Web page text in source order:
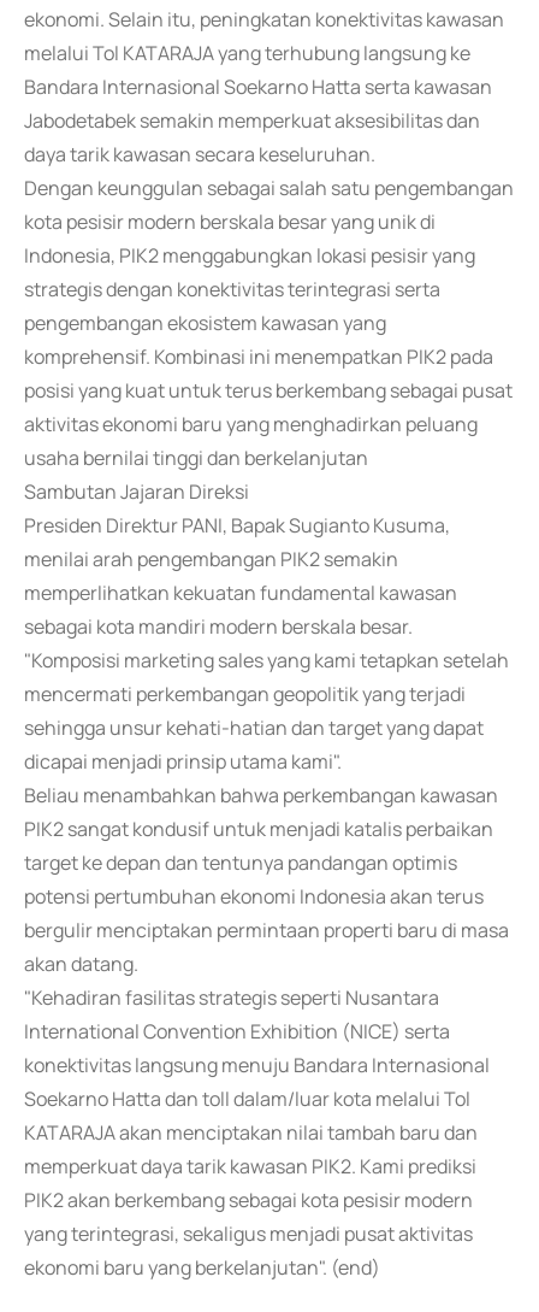
ekonomi. Selain itu, peningkatan konektivitas kawasan
melalui Tol KATARAJA yang terhubung langsung ke
Bandara Internasional Soekarno Hatta serta kawasan
Jabodetabek semakin memperkuat aksesibilitas dan
daya tarik kawasan secara keseluruhan.
Dengan keunggulan sebagai salah satu pengembangan
kota pesisir modern berskala besar yang unik di
Indonesia, PIK2 menggabungkan lokasi pesisir yang
strategis dengan konektivitas terintegrasi serta
pengembangan ekosistem kawasan yang
komprehensif. Kombinasi ini menempatkan PIK2 pada
posisi yang kuat untuk terus berkembang sebagai pusat
aktivitas ekonomi baru yang menghadirkan peluang
usaha bernilai tinggi dan berkelanjutan
Sambutan Jajaran Direksi
Presiden Direktur PANI, Bapak Sugianto Kusuma,
menilai arah pengembangan PIK2 semakin
memperlihatkan kekuatan fundamental kawasan
sebagai kota mandiri modern berskala besar.
"Komposisi marketing sales yang kami tetapkan setelah
mencermati perkembangan geopolitik yang terjadi
sehingga unsur kehati-hatian dan target yang dapat
dicapai menjadi prinsip utama kami".
Beliau menambahkan bahwa perkembangan kawasan
PIK2 sangat kondusif untuk menjadi katalis perbaikan
target ke depan dan tentunya pandangan optimis
potensi pertumbuhan ekonomi Indonesia akan terus
bergulir menciptakan permintaan properti baru di masa
akan datang.
"Kehadiran fasilitas strategis seperti Nusantara
International Convention Exhibition (NICE) serta
konektivitas langsung menuju Bandara Internasional
Soekarno Hatta dan toll dalam/luar kota melalui Tol
KATARAJA akan menciptakan nilai tambah baru dan
memperkuat daya tarik kawasan PIK2. Kami prediksi
PIK2 akan berkembang sebagai kota pesisir modern
yang terintegrasi, sekaligus menjadi pusat aktivitas
ekonomi baru yang berkelanjutan". (end)